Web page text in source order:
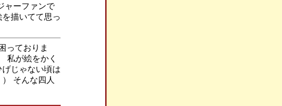
ャーファンで
描いてて思っ
っておりま
私が絵をかく
じゃない頃は
そんな四人